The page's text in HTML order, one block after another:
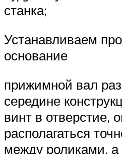
станка;
Устанавливаем
основание
прижимной вал
середине
винт в отверстие,
располагаться
между роликами,